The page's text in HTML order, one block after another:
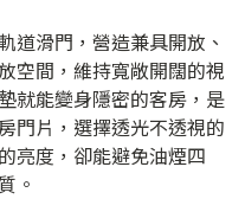
道滑門，營造兼具開放、
空間，維持寬敞開闊的視
就能變身隱密的客房，是
門片，選擇透光不透視的
亮度，卻能避免油煙四
。